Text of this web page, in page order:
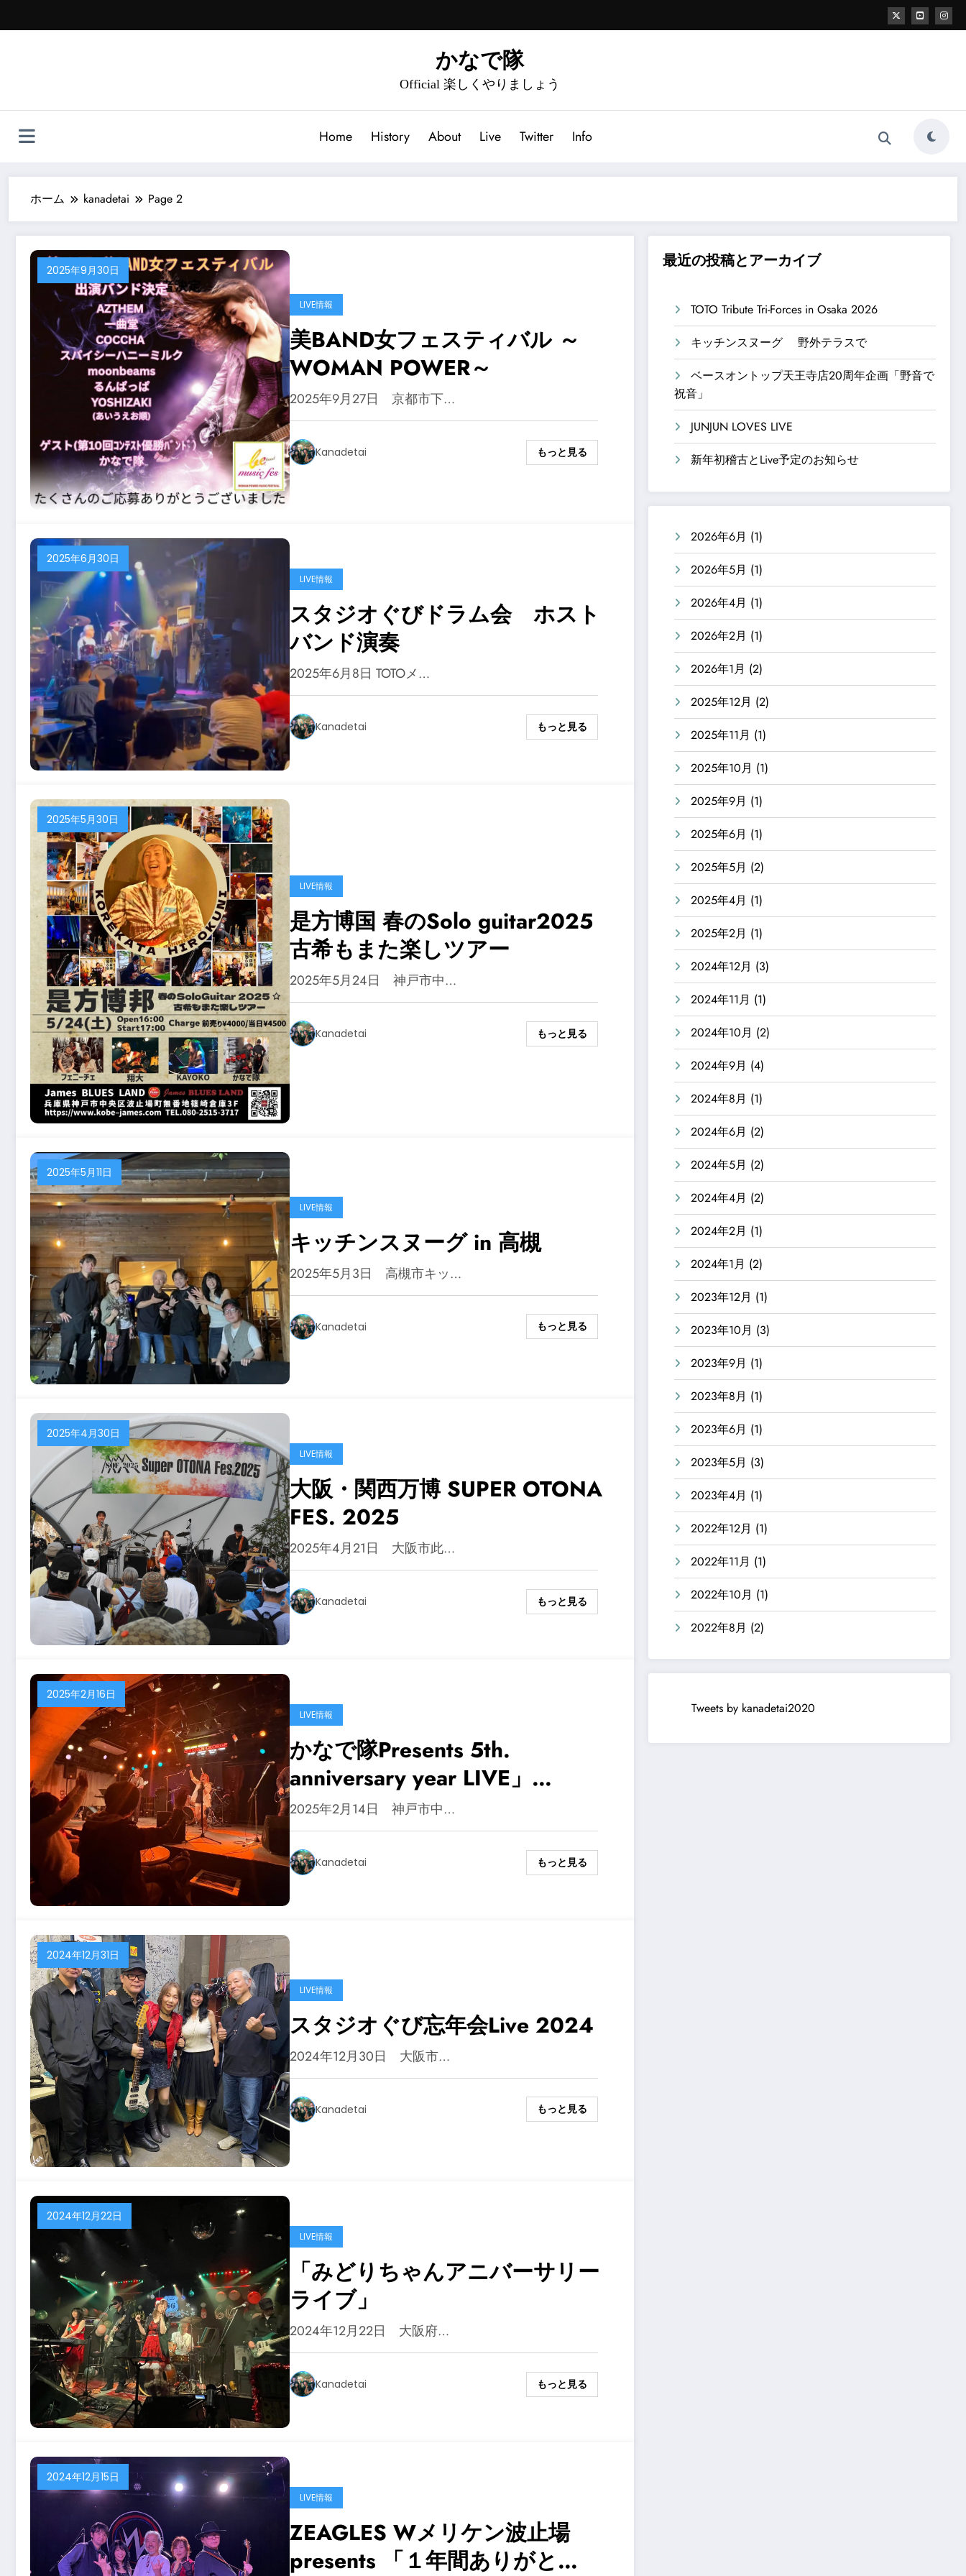
ン
ス
かなで隊
Official 楽しくやりましょう
Home History About Live Twitter Info
ホーム kanadetai Page 2
2025年9月30日
LIVE情報
美BAND女フェスティバル ～
WOMAN POWER～
2025年9月27日 京都市下…
Kanadetai もっと見る
2025年6月30日
LIVE情報
スタジオぐびドラム会 ホスト
バンド演奏
2025年6月8日 TOTOメ…
Kanadetai もっと見る
2025年5月30日
LIVE情報
是方博国 春のSolo guitar2025
古希もまた楽しツアー
2025年5月24日 神戸市中…
Kanadetai もっと見る
2025年5月11日
LIVE情報
キッチンスヌーグ in 高槻
2025年5月3日 高槻市キッ…
Kanadetai もっと見る
2025年4月30日
LIVE情報
大阪・関西万博 SUPER OTONA
FES. 2025
2025年4月21日 大阪市此…
Kanadetai もっと見る
2025年2月16日
LIVE情報
かなで隊Presents 5th.
anniversary year LIVE」
@CHICKEN GEORGE
2025年2月14日 神戸市中…
Kanadetai もっと見る
2024年12月31日
LIVE情報
スタジオぐび忘年会Live 2024
2024年12月30日 大阪市…
Kanadetai もっと見る
2024年12月22日
LIVE情報
「みどりちゃんアニバーサリー
ライブ」
2024年12月22日 大阪府…
Kanadetai もっと見る
2024年12月15日
LIVE情報
ZEAGLES Wメリケン波止場
presents 「１年間ありがと
最近の投稿とアーカイブ
TOTO Tribute Tri-Forces in Osaka 2026
キッチンスヌーグ 野外テラスで
ベースオントップ天王寺店20周年企画「野音で
祝音」
JUNJUN LOVES LIVE
新年初稽古とLive予定のお知らせ
2026年6月 (1)
2026年5月 (1)
2026年4月 (1)
2026年2月 (1)
2026年1月 (2)
2025年12月 (2)
2025年11月 (1)
2025年10月 (1)
2025年9月 (1)
2025年6月 (1)
2025年5月 (2)
2025年4月 (1)
2025年2月 (1)
2024年12月 (3)
2024年11月 (1)
2024年10月 (2)
2024年9月 (4)
2024年8月 (1)
2024年6月 (2)
2024年5月 (2)
2024年4月 (2)
2024年2月 (1)
2024年1月 (2)
2023年12月 (1)
2023年10月 (3)
2023年9月 (1)
2023年8月 (1)
2023年6月 (1)
2023年5月 (3)
2023年4月 (1)
2022年12月 (1)
2022年11月 (1)
2022年10月 (1)
2022年8月 (2)
Tweets by kanadetai2020